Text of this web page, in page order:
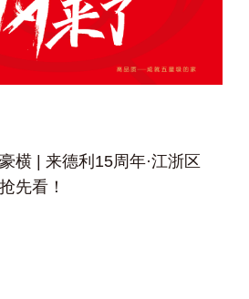
横 | 来德利15周年·江浙区
先看！